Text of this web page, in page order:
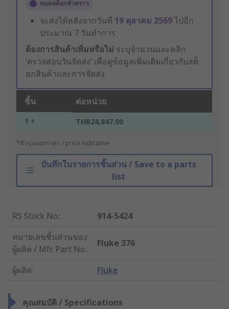
หมดสต็อกชั่วคราว
จะส่งได้หลังจากวันที่ 19 ตุลาคม 2569ไปอีก
ประมาณ 7 วันทำการ
ต้องการสินค้าเพิ่มหรือไม่ ระบุจำนวนและคลิก
‘ตรวจสอบวันจัดส่ง’ เพื่อดูข้อมูลเพิ่มเติมเกี่ยวกับสต็
อกสินค้าและการจัดส่ง
ชิ้น ต่อหน่วย
1 + THB24,847.00
*ตัวบ่งบอกราคา / price indicative
บันทึกในรายการชิ้นส่วน / Save to a parts
list
RS Stock No.:
914-5424
หมายเลขชิ้นส่วนของ
ผู้ผลิต / Mfr. Part No.:
Fluke 376
ผู้ผลิต: Fluke
คุณสมบัติ / Specifications